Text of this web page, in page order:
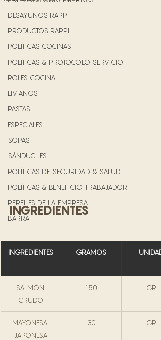
DESAYUNOS RAPPI
PRODUCTOS RAPPI
POLÍTICAS COCINAS
POLÍTICAS & PROTOCOLO SERVICIO
ROLES COCINA
LIVIANOS
PASTAS
ESPECIALES
SOPAS
SÁNDUCHES
POLÍTICAS DE SEGURIDAD & SALUD
POLÍTICAS & BENEFICIO TRABAJADOR
PERFILES DE LA EMPRESA
BARRA
INGREDIENTES
INGREDIENTES GRAMOS UNIDAD
SALMÓN
CRUDO
150 GR
MAYONESA
JAPONESA
30 GR